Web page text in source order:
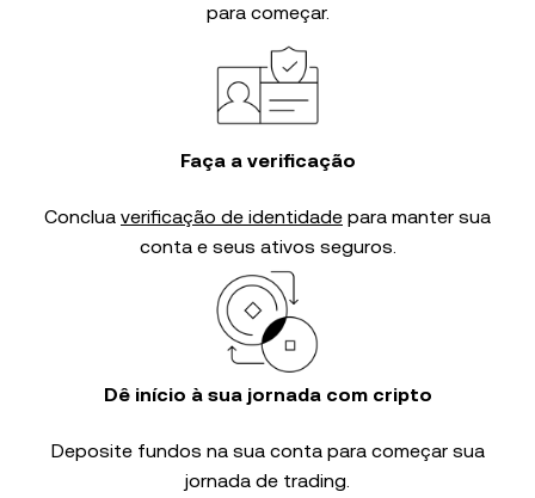
para começar.
Faça a verificação
Conclua verificação de identidade para manter sua
conta e seus ativos seguros.
Dê início à sua jornada com cripto
Deposite fundos na sua conta para começar sua
jornada de trading.